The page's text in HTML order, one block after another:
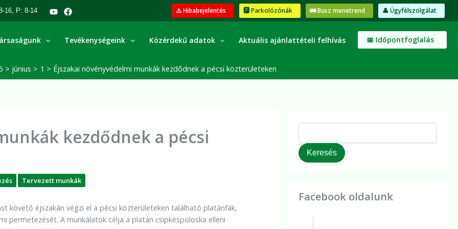
16, P: 8-14 ⚠️ Hibabejelentés 🅿️ Parkolózónák 🚌 Busz menetrend 👤 Ügyfélszolgálat
Tevékenységeink Közérdekű adatok Aktuális ajánlattételi felhívás 📅 Időpontfoglalás
június 1 Éjszakai növényvédelmi munkák kezdődnek a pécsi közterületeken
kezdődnek a pécsi
Tervezett munkák
követő éjszakán végzi el a pécsi közterületeken található platánfák,
permetezését. A munkálatok célja a platán csipkéspoloska elleni
K
s
Keresés
Facebook oldalunk